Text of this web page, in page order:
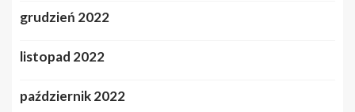
grudzień 2022
listopad 2022
październik 2022